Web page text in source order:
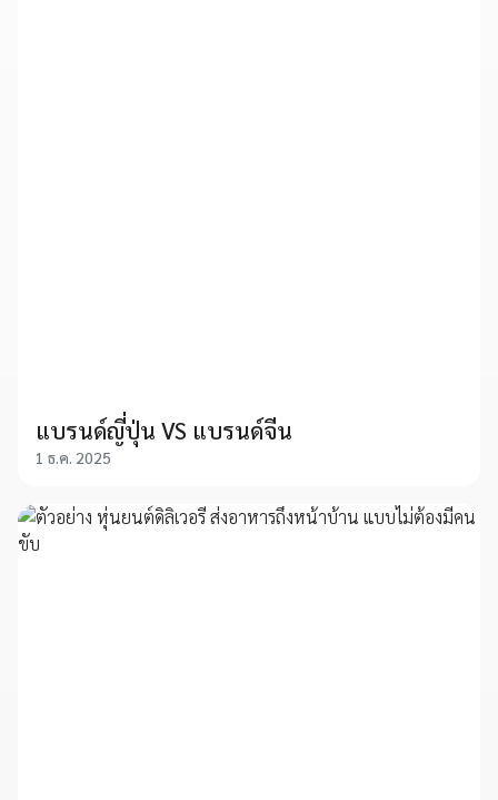
แบรนด์ญี่ปุ่น VS แบรนด์จีน
1 ธ.ค. 2025